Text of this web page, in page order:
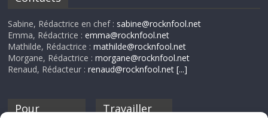
Sabine, Rédactrice en chef : sabine@rocknfool.net
Emma, Rédactrice :emma@rocknfool.net
Mathilde, Rédactrice :mathilde@rocknfool.net
Morgane, Rédactrice :morgane@rocknfool.net
Renaud, Rédacteur :renaud@rocknfool.net [...]
Pour
Travailler